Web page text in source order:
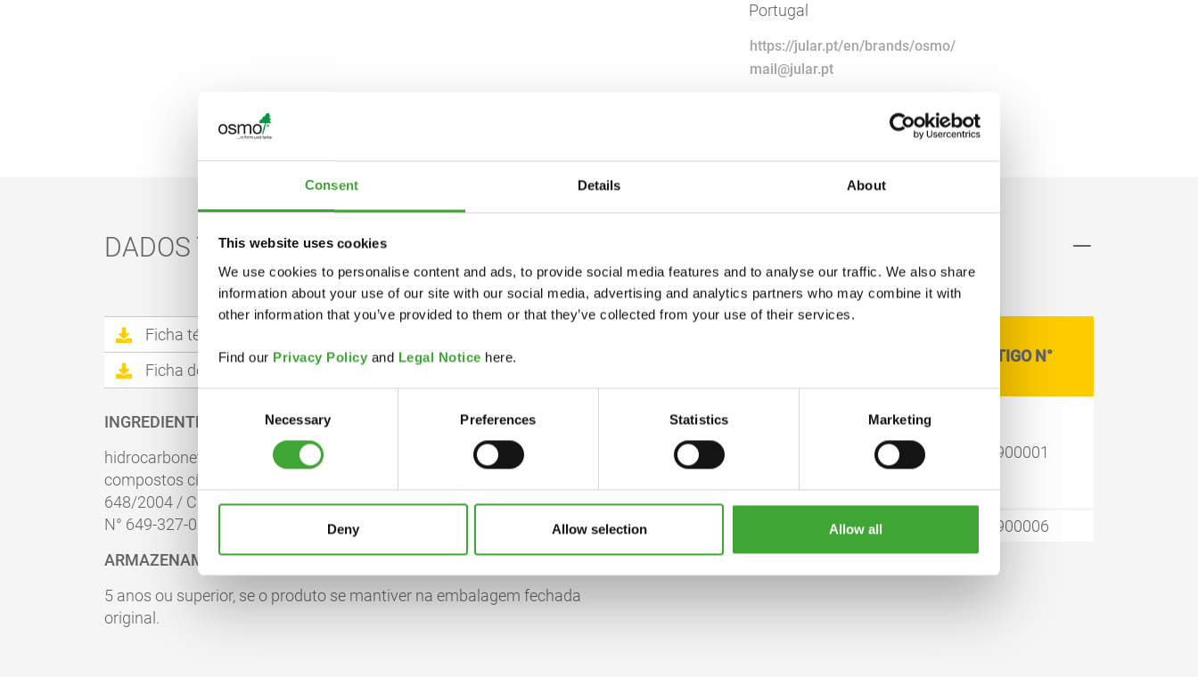
Consent Details About
This website uses cookies
We use cookies to personalise content and ads, to provide social media features and to analyse our traffic. We also share
information about your use of our site with our social media, advertising and analytics partners who may combine it with
other information that you’ve provided to them or that they’ve collected from your use of their services.
Find our Privacy Policy and Legal Notice here.
Selection
Necessary Preferences Statistics Marketing
Deny Allow selection Allow all
Portugal
https://jular.pt/en/brands/osmo/
mail@jular.pt
DADOS TÉCNICOS
Ficha técnica
Ficha de dados de segurança
INGREDIENTES
hidrocarbonetos alifáticos, C10-C13, n-alcanos, isoalcanos,
compostos cíclicos, aromáticos < 2%. Ingredientes de acordo com
648/2004 / CE (Anexo VII A): hidrocarbonetos alifáticos > 30%; Índice
N° 649-327-00-6
ARMAZENAMENTO
5 anos ou superior, se o produto se mantiver na embalagem fechada
original.
ARTIGO N°
8000 Incolor 13900001
25,00 13900006